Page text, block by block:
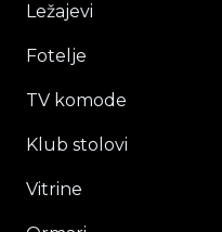
Ležajevi
Fotelje
TV komode
Klub stolovi
Vitrine